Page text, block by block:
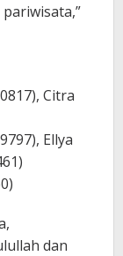
Citra
Ellya
dan